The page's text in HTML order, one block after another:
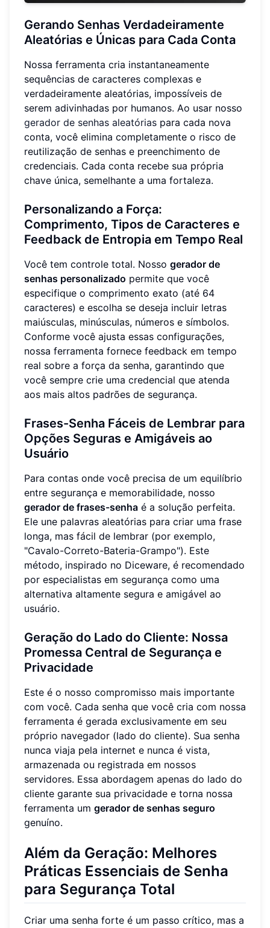
Gerando Senhas Verdadeiramente
Aleatórias e Únicas para Cada Conta
Nossa ferramenta cria instantaneamente
sequências de caracteres complexas e
verdadeiramente aleatórias, impossíveis de
serem adivinhadas por humanos. Ao usar nosso
gerador de senhas aleatórias para cada nova
conta, você elimina completamente o risco de
reutilização de senhas e preenchimento de
credenciais. Cada conta recebe sua própria
chave única, semelhante a uma fortaleza.
Personalizando a Força:
Comprimento, Tipos de Caracteres e
Feedback de Entropia em Tempo Real
Você tem controle total. Nosso gerador de
senhas personalizado permite que você
especifique o comprimento exato (até 64
caracteres) e escolha se deseja incluir letras
maiúsculas, minúsculas, números e símbolos.
Conforme você ajusta essas configurações,
nossa ferramenta fornece feedback em tempo
real sobre a força da senha, garantindo que
você sempre crie uma credencial que atenda
aos mais altos padrões de segurança.
Frases-Senha Fáceis de Lembrar para
Opções Seguras e Amigáveis ao
Usuário
Para contas onde você precisa de um equilíbrio
entre segurança e memorabilidade, nosso
gerador de frases-senha é a solução perfeita.
Ele une palavras aleatórias para criar uma frase
longa, mas fácil de lembrar (por exemplo,
"Cavalo-Correto-Bateria-Grampo"). Este
método, inspirado no Diceware, é recomendado
por especialistas em segurança como uma
alternativa altamente segura e amigável ao
usuário.
Geração do Lado do Cliente: Nossa
Promessa Central de Segurança e
Privacidade
Este é o nosso compromisso mais importante
com você. Cada senha que você cria com nossa
ferramenta é gerada exclusivamente em seu
próprio navegador (lado do cliente). Sua senha
nunca viaja pela internet e nunca é vista,
armazenada ou registrada em nossos
servidores. Essa abordagem apenas do lado do
cliente garante sua privacidade e torna nossa
ferramenta um gerador de senhas seguro
genuíno.
Além da Geração: Melhores
Práticas Essenciais de Senha
para Segurança Total
Criar uma senha forte é um passo crítico, mas a